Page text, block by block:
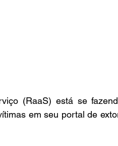
(RaaS) está se
em seu portal de